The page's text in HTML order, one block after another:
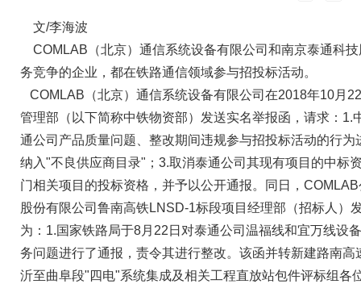
文/李海波
COMLAB（北京）通信系统设备有限公司和南京泰通科
务竞争的企业，都在铁路通信领域参与招投标活动。
COMLAB（北京）通信系统设备有限公司在2018年10月
管理部（以下简称中铁物资部）发送实名举报函，请求：1.
通公司产品质量问题、整改期间违规参与招投标活动的行为
纳入"不良供应商目录"；3.取消泰通公司其现有项目的中标
门相关项目的投标资格，并予以公开通报。
同日，
股份有限公司鲁南高铁LNSD-1标段项目经理部（招标人）
为：1.国家铁路局于8月22日对泰通公司温福线和宜万线设
务问题进行了通报，责令其进行整改。 该函并转新建路南高
沂至曲阜段"四电"系统集成及相关工程直放站包件评标组各